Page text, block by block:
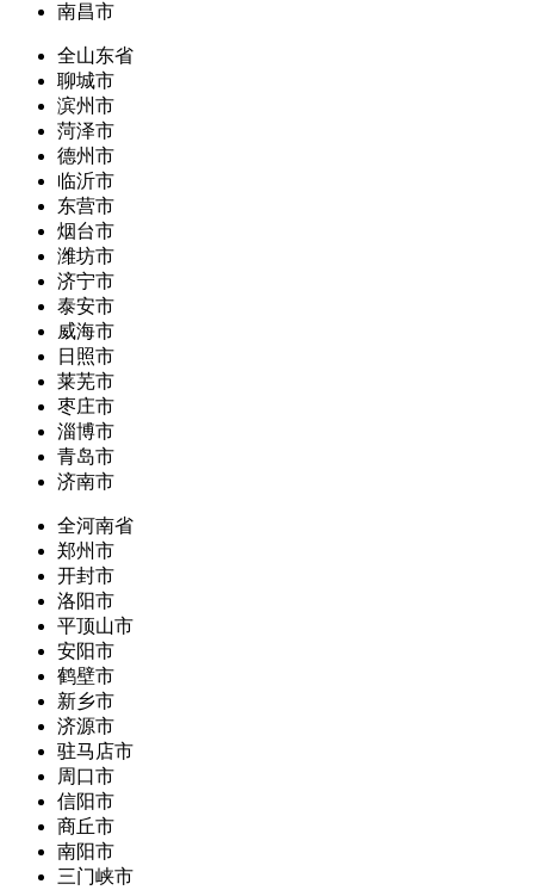
南昌市
全山东省
聊城市
滨州市
菏泽市
德州市
临沂市
东营市
烟台市
潍坊市
济宁市
泰安市
威海市
日照市
莱芜市
枣庄市
淄博市
青岛市
济南市
全河南省
郑州市
开封市
洛阳市
平顶山市
安阳市
鹤壁市
新乡市
济源市
驻马店市
周口市
信阳市
商丘市
南阳市
三门峡市